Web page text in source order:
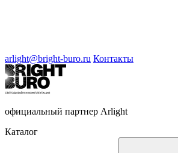
arlight@bright-buro.ru Контакты
официальный партнер Arlight
Каталог